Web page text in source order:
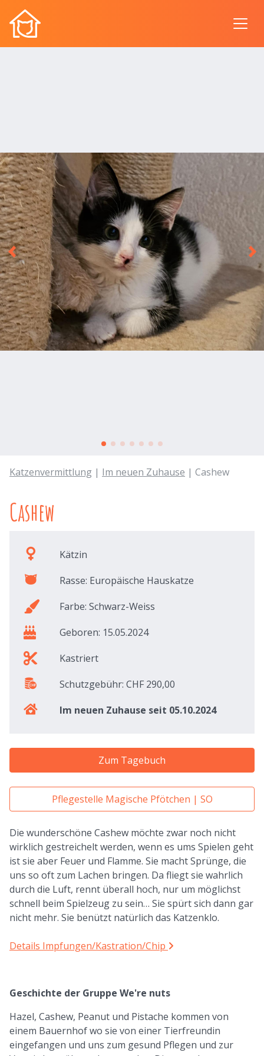
Katzenvermittlung | Im neuen Zuhause | Cashew
Cashew
Kätzin
Rasse: Europäische Hauskatze
Farbe: Schwarz-Weiss
Geboren: 15.05.2024
Kastriert
Schutzgebühr: CHF 290,00
Im neuen Zuhause seit 05.10.2024
Zum Tagebuch
Pflegestelle Magische Pfötchen | SO
Die wunderschöne Cashew möchte zwar noch nicht
wirklich gestreichelt werden, wenn es ums Spielen geht
ist sie aber Feuer und Flamme. Sie macht Sprünge, die
uns so oft zum Lachen bringen. Da fliegt sie wahrlich
durch die Luft, rennt überall hoch, nur um möglichst
schnell beim Spielzeug zu sein… Sie spürt sich dann gar
nicht mehr. Sie benützt natürlich das Katzenklo.
Details Impfungen/Kastration/Chip
Geschichte der Gruppe We're nuts
Hazel, Cashew, Peanut und Pistache kommen von
einem Bauernhof wo sie von einer Tierfreundin
eingefangen und uns zum gesund Pflegen und zur